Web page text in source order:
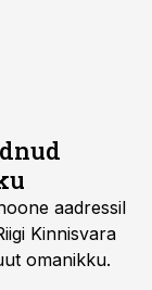
aadressil
Kinnisvara
omanikku.